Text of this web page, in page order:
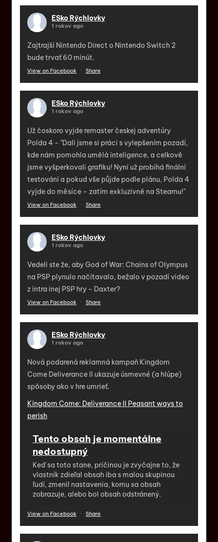
ESko Rýchlovky
1 rokov ago
Zajtrajší Nintendo Direct o Nintendo Switch 2
bude trvať 60 minút.
View on Facebook · Share
ESko Rýchlovky
1 rokov ago
Už čoskoro vyjde remaster českej adventúry
Polda 4 - "Dali jsme si práci s vylepšením pozadí,
kde nám pomohla umělá inteligence, a celkově
jsme vyšperkovali grafiku! Nyní už probíhá finální
testování a pokud vše půjde podle plánu, Polda 4
vyjde do měsíce – zatím exkluzivně na Steamu!"
View on Facebook · Share
ESko Rýchlovky
1 rokov ago
Vedeli ste že, aby God of War: Chains of Olympus
na PSP plynulo načítavalo, bežalo v pozadí video
z intra inej PSP hry - Daxter?
View on Facebook · Share
ESko Rýchlovky
1 rokov ago
Nová podarená reklamná kampaň Kingdom
Come Deliverance II ukazuje úsmevné (a hlúpe)
spôsoby ako v hre umrieť.
Kingdom Come: Deliverance II Peasant ways to
perish
Tento obsah je momentálne
nedostupný
Keď sa toto stane, príčinou je zvyčajne to, že
vlastník zdieľal obsah iba s malou skupinou
ľudí, zmenil nastavenia, komu sa obsah
zobrazuje, alebo bol obsah odstránený.
View on Facebook · Share